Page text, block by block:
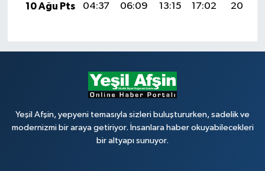
10 Ağu Pts
04:37 06:09 13:15 17:02 20:11
Yeşil Afşin, yepyeni temasıyla sizleri buluştururken, sadelik ve
modernizmi bir araya getiriyor. İnsanlara haber okuyabilecekleri
bir altyapı sunuyor.